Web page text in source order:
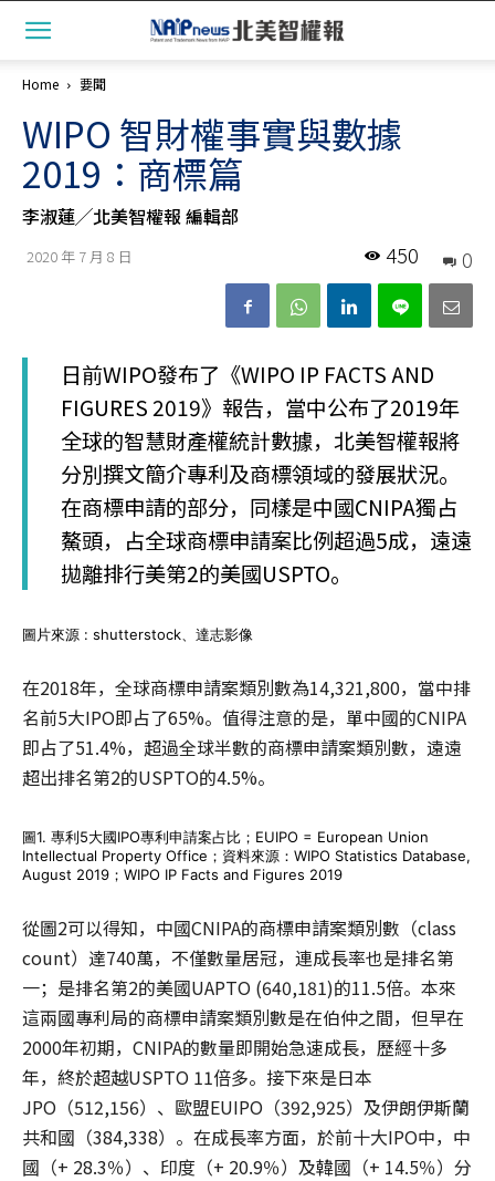
Home 要聞
WIPO 智財權事實與數據
2019：商標篇
李淑蓮╱北美智權報 編輯部
2020 年 7 月 8 日 0
450
日前WIPO發布了《WIPO IP FACTS AND
FIGURES 2019》報告，當中公布了2019年
全球的智慧財產權統計數據，北美智權報將
分別撰文簡介專利及商標領域的發展狀況。
在商標申請的部分，同樣是中國CNIPA獨占
鰲頭，占全球商標申請案比例超過5成，遠遠
拋離排行美第2的美國USPTO。
圖片來源 : shutterstock、達志影像
在2018年，全球商標申請案類別數為14,321,800，當中排
名前5大IPO即占了65%。值得注意的是，單中國的CNIPA
即占了51.4%，超過全球半數的商標申請案類別數，遠遠
超出排名第2的USPTO的4.5%。
圖1. 專利5大國IPO專利申請案占比；EUIPO = European Union
Intellectual Property Office；資料來源：WIPO Statistics Database,
August 2019；WIPO IP Facts and Figures 2019
從圖2可以得知，中國CNIPA的商標申請案類別數（class
count）達740萬，不僅數量居冠，連成長率也是排名第
一；是排名第2的美國UAPTO (640,181)的11.5倍。本來
這兩國專利局的商標申請案類別數是在伯仲之間，但早在
2000年初期，CNIPA的數量即開始急速成長，歷經十多
年，終於超越USPTO 11倍多。接下來是日本
JPO（512,156）、歐盟EUIPO（392,925）及伊朗伊斯蘭
共和國（384,338）。在成長率方面，於前十大IPO中，中
國（+ 28.3％）、印度（+ 20.9％）及韓國（+ 14.5％）分